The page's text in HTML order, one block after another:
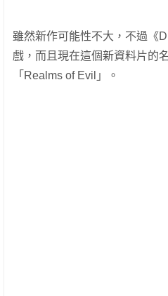
雖然新作可能性不大，不過《
戲，而且現在這個新資料片的
「Realms of Evil」。